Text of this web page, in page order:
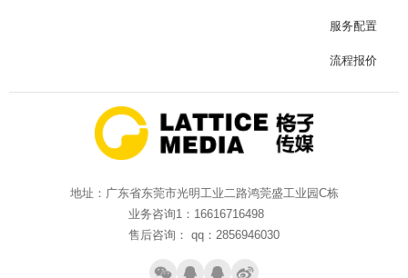
服务配置
流程报价
地址：广东省东莞市光明工业二路鸿莞盛工业园C栋
业务咨询1：16616716498
售后咨询： qq：2856946030